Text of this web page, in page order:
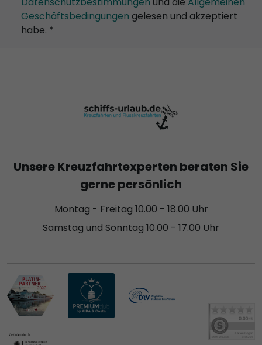
Geschäftsbedingungen gelesen und akzeptiert
habe. *
Unsere Kreuzfahrtexperten beraten Sie
gerne persönlich
Montag - Freitag 10.00 - 18.00 Uhr
Samstag und Sonntag 10.00 - 17.00 Uhr